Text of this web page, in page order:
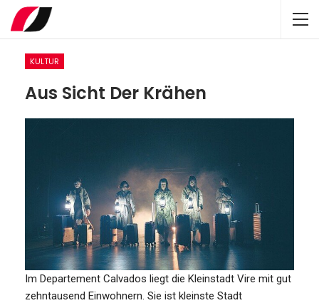
KULTUR
Aus Sicht Der Krähen
Im Departement Calvados liegt die Kleinstadt Vire mit gut
zehntausend Einwohnern. Sie ist kleinste Stadt